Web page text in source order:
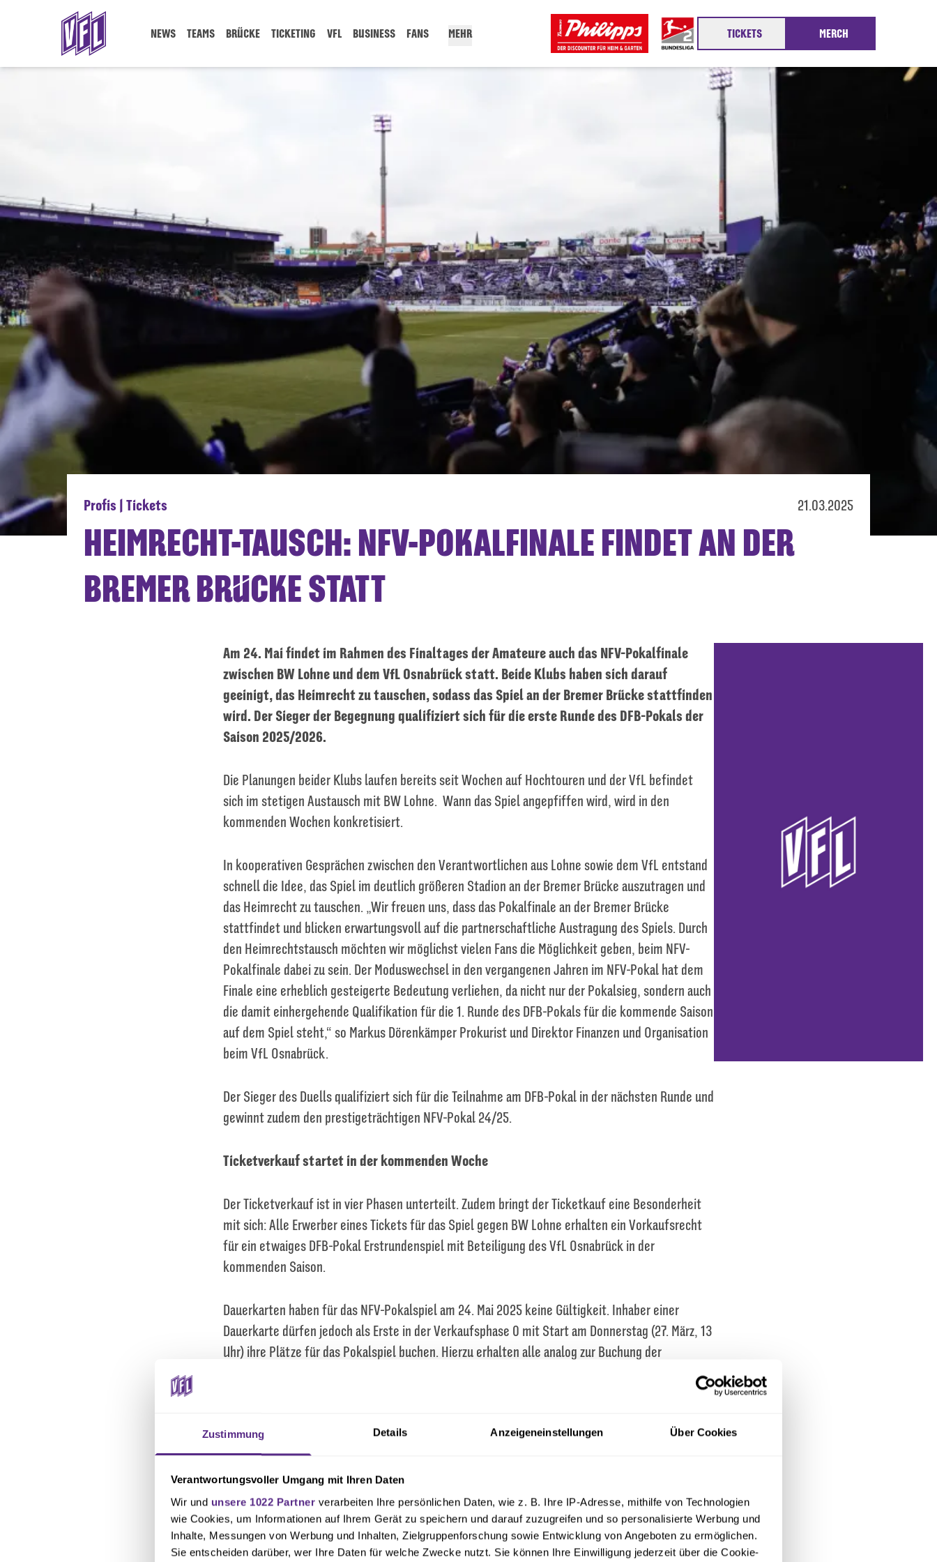
Zustimmung Details Anzeigeneinstellungen Über Cookies
Verantwortungsvoller Umgang mit Ihren Daten
Wir und unsere 1022 Partner verarbeiten Ihre persönlichen Daten, wie z. B. Ihre IP-Adresse, mithilfe von Technologien
wie Cookies, um Informationen auf Ihrem Gerät zu speichern und darauf zuzugreifen und so personalisierte Werbung und
Inhalte, Messungen von Werbung und Inhalten, Zielgruppenforschung sowie Entwicklung von Angeboten zu ermöglichen.
Sie entscheiden darüber, wer Ihre Daten für welche Zwecke nutzt. Sie können Ihre Einwilligung jederzeit über die Cookie-
NEWS TEAMS BRÜCKE TICKETING VFL BUSINESS FANS MEHR TICKETS MERCH
Profis | Tickets 21.03.2025
HEIMRECHT-TAUSCH: NFV-POKALFINALE FINDET AN DER
BREMER BRÜCKE STATT
Am 24. Mai findet im Rahmen des Finaltages der Amateure auch das NFV-Pokalfinale
zwischen BW Lohne und dem VfL Osnabrück statt. Beide Klubs haben sich darauf
geeinigt, das Heimrecht zu tauschen, sodass das Spiel an der Bremer Brücke stattfinden
wird. Der Sieger der Begegnung qualifiziert sich für die erste Runde des DFB-Pokals der
Saison 2025/2026.
Die Planungen beider Klubs laufen bereits seit Wochen auf Hochtouren und der VfL befindet
sich im stetigen Austausch mit BW Lohne. Wann das Spiel angepfiffen wird, wird in den
kommenden Wochen konkretisiert.
In kooperativen Gesprächen zwischen den Verantwortlichen aus Lohne sowie dem VfL entstand
schnell die Idee, das Spiel im deutlich größeren Stadion an der Bremer Brücke auszutragen und
das Heimrecht zu tauschen. „Wir freuen uns, dass das Pokalfinale an der Bremer Brücke
stattfindet und blicken erwartungsvoll auf die partnerschaftliche Austragung des Spiels. Durch
den Heimrechtstausch möchten wir möglichst vielen Fans die Möglichkeit geben, beim NFV-
Pokalfinale dabei zu sein. Der Moduswechsel in den vergangenen Jahren im NFV-Pokal hat dem
Finale eine erheblich gesteigerte Bedeutung verliehen, da nicht nur der Pokalsieg, sondern auch
die damit einhergehende Qualifikation für die 1. Runde des DFB-Pokals für die kommende Saison
auf dem Spiel steht,“ so Markus Dörenkämper Prokurist und Direktor Finanzen und Organisation
beim VfL Osnabrück.
Der Sieger des Duells qualifiziert sich für die Teilnahme am DFB-Pokal in der nächsten Runde und
gewinnt zudem den prestigeträchtigen NFV-Pokal 24/25.
Ticketverkauf startet in der kommenden Woche
Der Ticketverkauf ist in vier Phasen unterteilt. Zudem bringt der Ticketkauf eine Besonderheit
mit sich: Alle Erwerber eines Tickets für das Spiel gegen BW Lohne erhalten ein Vorkaufsrecht
für ein etwaiges DFB-Pokal Erstrundenspiel mit Beteiligung des VfL Osnabrück in der
kommenden Saison.
Dauerkarten haben für das NFV-Pokalspiel am 24. Mai 2025 keine Gültigkeit. Inhaber einer
Dauerkarte dürfen jedoch als Erste in der Verkaufsphase 0 mit Start am Donnerstag (27. März, 13
Uhr) ihre Plätze für das Pokalspiel buchen. Hierzu erhalten alle analog zur Buchung der
(01. April). Bis dahin nicht gebuchte Tickets gehen in den Verkauf.
Am Dienstag (01. April, 13 Uhr) startet die erste reguläre Vorverkaufsphase. In dieser Phase
haben Mitglieder die Möglichkeit, bis zu zwei Tickets zu erwerben. Am Mittwoch (02. April)
können sich Dauerkarteninhaber ebenfalls ab 13 Uhr zwei weitere Tickets sichern. Der freie
Verkauf für alle Fans startet am Donnerstag (03. April, 13 Uhr)